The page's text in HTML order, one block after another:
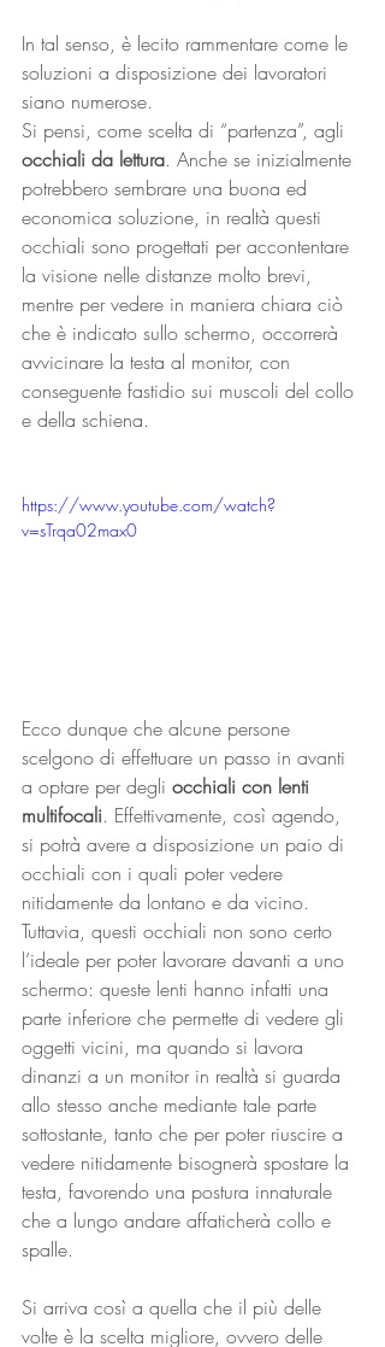
In tal senso, è lecito rammentare come le
soluzioni a disposizione dei lavoratori
siano numerose.
Si pensi, come scelta di “partenza”, agli
occhiali da lettura. Anche se inizialmente
potrebbero sembrare una buona ed
economica soluzione, in realtà questi
occhiali sono progettati per accontentare
la visione nelle distanze molto brevi,
mentre per vedere in maniera chiara ciò
che è indicato sullo schermo, occorrerà
avvicinare la testa al monitor, con
conseguente fastidio sui muscoli del collo
e della schiena.
https://www.youtube.com/watch?
v=sTrqa02max0
Ecco dunque che alcune persone
scelgono di effettuare un passo in avanti
a optare per degli occhiali con lenti
multifocali. Effettivamente, così agendo,
si potrà avere a disposizione un paio di
occhiali con i quali poter vedere
nitidamente da lontano e da vicino.
Tuttavia, questi occhiali non sono certo
l’ideale per poter lavorare davanti a uno
schermo: queste lenti hanno infatti una
parte inferiore che permette di vedere gli
oggetti vicini, ma quando si lavora
dinanzi a un monitor in realtà si guarda
allo stesso anche mediante tale parte
sottostante, tanto che per poter riuscire a
vedere nitidamente bisognerà spostare la
testa, favorendo una postura innaturale
che a lungo andare affaticherà collo e
spalle.
Si arriva così a quella che il più delle
volte è la scelta migliore, ovvero delle